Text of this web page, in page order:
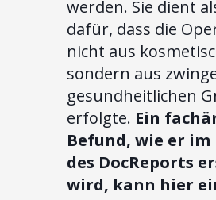
werden. Sie dient
dafür, dass die
nicht aus
sondern aus
gesundheitlichen
erfolgte. Ein
Befund, wie er im
des DocReports
wird, kann hier